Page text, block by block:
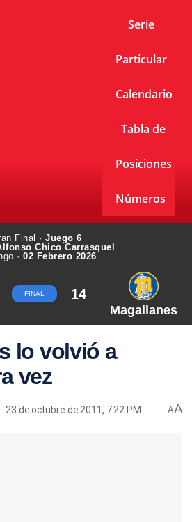
Serie
Particular
Calendario
Tabla de
Posiciones
Números
Final · Juego 6
Chico Carrasquel
·02 Febrero 2026
FINAL 14
Magallanes
lo volvió a
vez
23 de octubre de 2011, 7:22 PM AA